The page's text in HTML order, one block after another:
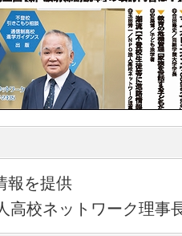
報を提供
高校ネットワーク理事